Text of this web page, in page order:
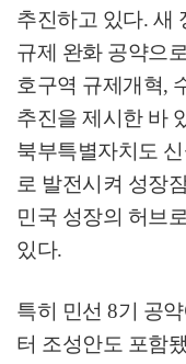
추진하고 있다. 새
규제 완화 공약으
호구역 규제개혁,
추진을 제시한 바
북부특별자치도
로 발전시켜 성장
민국 성장의 허브
있다.
특히 민선 8기 공
터 조성안도 포함